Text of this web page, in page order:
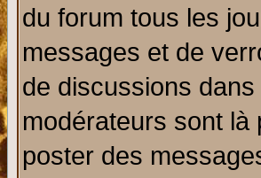
du forum tous les
messages et de
de discussions
modérateurs sont
poster des